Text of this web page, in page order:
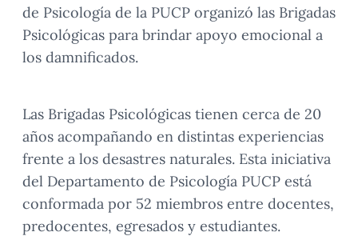
de Psicología de la PUCP organizó las Brigadas
Psicológicas para brindar apoyo emocional a
los damnificados.
Las Brigadas Psicológicas tienen cerca de 20
años acompañando en distintas experiencias
frente a los desastres naturales. Esta iniciativa
del Departamento de Psicología PUCP está
conformada por 52 miembros entre docentes,
predocentes, egresados y estudiantes.